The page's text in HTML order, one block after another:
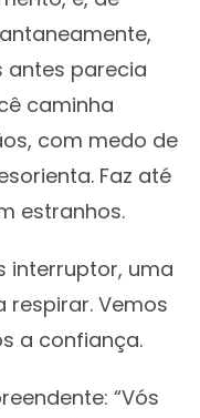
antes parecia
caminha
com medo de
Faz até
estranhos.
interruptor, uma
respirar. Vemos
a confiança.
“Vós